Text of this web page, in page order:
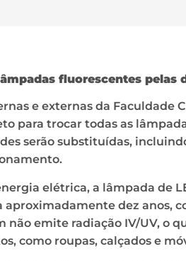
fluorescentes pelas
e externas da Faculdade
para trocar todas as
serão substituídas,
elétrica, a lâmpada de
aproximadamente dez anos,
não emite radiação IV/UV, o
como roupas, calçados e